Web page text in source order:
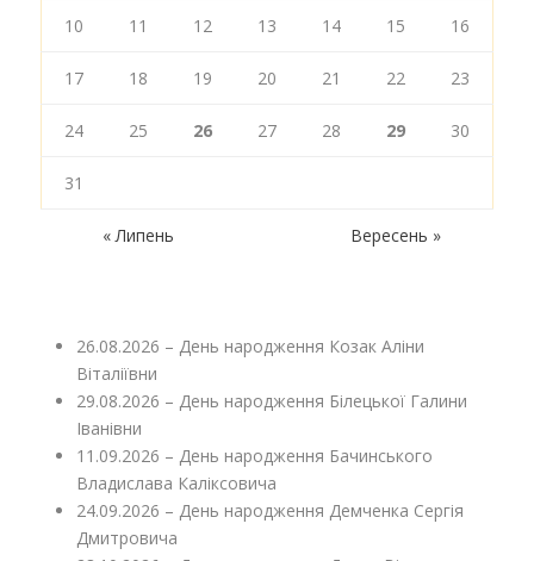
10 11 12 13 14 15 16
17 18 19 20 21 22 23
24 25 26 27 28 29 30
31
« Липень Вересень »
26.08.2026 – День народження Козак Аліни
Віталіївни
29.08.2026 – День народження Білецької Галини
Іванівни
11.09.2026 – День народження Бачинського
Владислава Каліксовича
24.09.2026 – День народження Демченка Сергія
Дмитровича